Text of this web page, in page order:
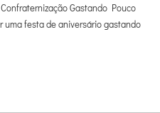
Gastando Pouco
uma festa de aniversário gastando